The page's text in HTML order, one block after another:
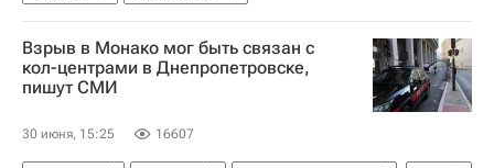
Взрыв в Монако мог быть связан с
кол-центрами в Днепропетровске,
пишут СМИ
30 июня, 15:25 16607